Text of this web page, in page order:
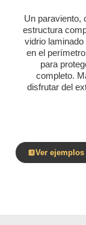
Un paraviento,
estructura
vidrio
en el
para
completo.
disfrutar del
Ver ejemplos